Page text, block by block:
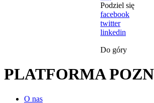
Podziel się
facebook
twitter
linkedin
Do góry
PLATFORMA
O nas